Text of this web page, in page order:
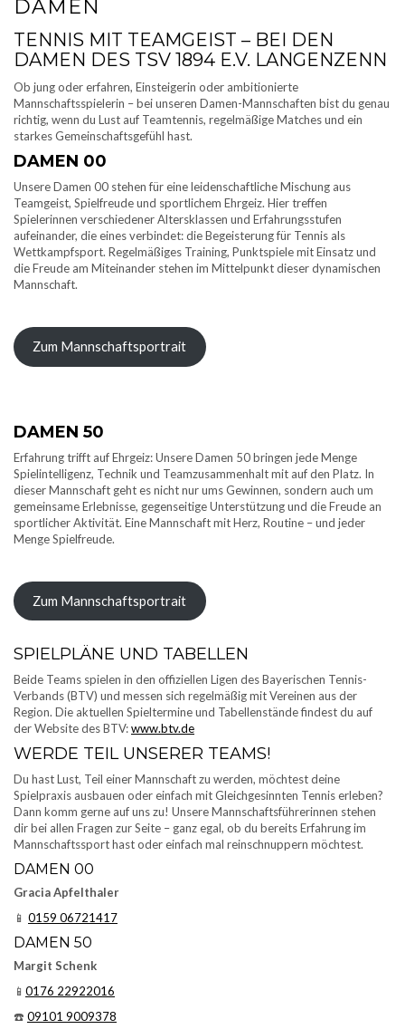
DAMEN
TENNIS MIT TEAMGEIST – BEI DEN
DAMEN DES TSV 1894 E.V. LANGENZENN
Ob jung oder erfahren, Einsteigerin oder ambitionierte
Mannschaftsspielerin – bei unseren Damen-Mannschaften bist du genau
richtig, wenn du Lust auf Teamtennis, regelmäßige Matches und ein
starkes Gemeinschaftsgefühl hast.
DAMEN 00
Unsere Damen 00 stehen für eine leidenschaftliche Mischung aus
Teamgeist, Spielfreude und sportlichem Ehrgeiz. Hier treffen
Spielerinnen verschiedener Altersklassen und Erfahrungsstufen
aufeinander, die eines verbindet: die Begeisterung für Tennis als
Wettkampfsport. Regelmäßiges Training, Punktspiele mit Einsatz und
die Freude am Miteinander stehen im Mittelpunkt dieser dynamischen
Mannschaft.
Zum Mannschaftsportrait
DAMEN 50
Erfahrung trifft auf Ehrgeiz: Unsere Damen 50 bringen jede Menge
Spielintelligenz, Technik und Teamzusammenhalt mit auf den Platz. In
dieser Mannschaft geht es nicht nur ums Gewinnen, sondern auch um
gemeinsame Erlebnisse, gegenseitige Unterstützung und die Freude an
sportlicher Aktivität. Eine Mannschaft mit Herz, Routine – und jeder
Menge Spielfreude.
Zum Mannschaftsportrait
SPIELPLÄNE UND TABELLEN
Beide Teams spielen in den offiziellen Ligen des Bayerischen Tennis-
Verbands (BTV) und messen sich regelmäßig mit Vereinen aus der
Region. Die aktuellen Spieltermine und Tabellenstände findest du auf
der Website des BTV:www.btv.de
WERDE TEIL UNSERER TEAMS!
Du hast Lust, Teil einer Mannschaft zu werden, möchtest deine
Spielpraxis ausbauen oder einfach mit Gleichgesinnten Tennis erleben?
Dann komm gerne auf uns zu! Unsere Mannschaftsführerinnen stehen
dir bei allen Fragen zur Seite – ganz egal, ob du bereits Erfahrung im
Mannschaftssport hast oder einfach mal reinschnuppern möchtest.
DAMEN 00
Gracia Apfelthaler
📱 0159 06721417
DAMEN 50
Margit Schenk
📱 0176 22922016
☎️ 09101 9009378